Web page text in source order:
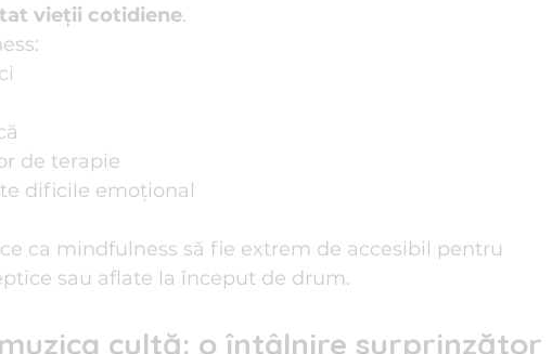
vieții cotidiene.
de terapie
dificile emoțional
ca mindfulness să fie extrem de accesibil pentru
sau aflate la început de drum.
cultă: o întâlnire surprinzător